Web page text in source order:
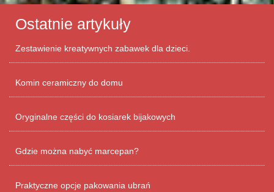
Ostatnie artykuły
Zestawienie kreatywnych zabawek dla dzieci.
Komin ceramiczny do domu
Oryginalne części do kosiarek bijakowych
Gdzie można nabyć marcepan?
Praktyczne opcje pakowania ubrań